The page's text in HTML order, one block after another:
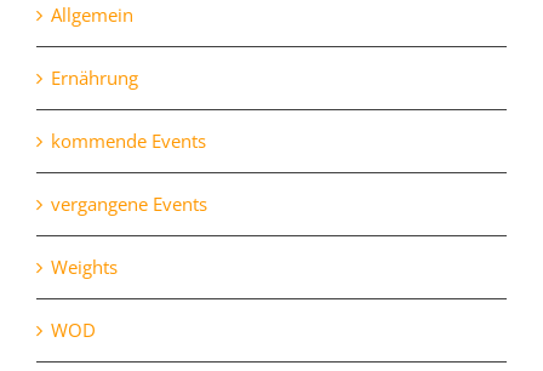
Allgemein
Ernährung
kommende Events
vergangene Events
Weights
WOD